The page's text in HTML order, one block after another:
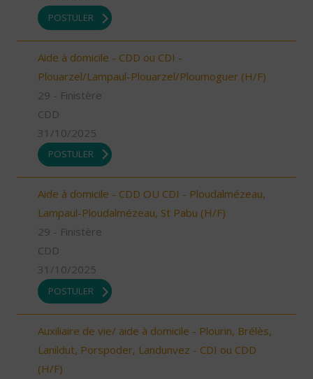
POSTULER
Aide à domicile - CDD ou CDI -
Plouarzel/Lampaul-Plouarzel/Ploumoguer (H/F)
29 - Finistère
CDD
31/10/2025
POSTULER
Aide à domicile - CDD OU CDI - Ploudalmézeau,
Lampaul-Ploudalmézeau, St Pabu (H/F)
29 - Finistère
CDD
31/10/2025
POSTULER
Auxiliaire de vie/ aide à domicile - Plourin, Brélès,
Lanildut, Porspoder, Landunvez - CDI ou CDD
(H/F)